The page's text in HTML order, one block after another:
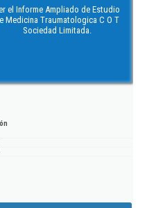
el Informe Ampliado de Estudio
Medicina Traumatologica C O T
Sociedad Limitada.